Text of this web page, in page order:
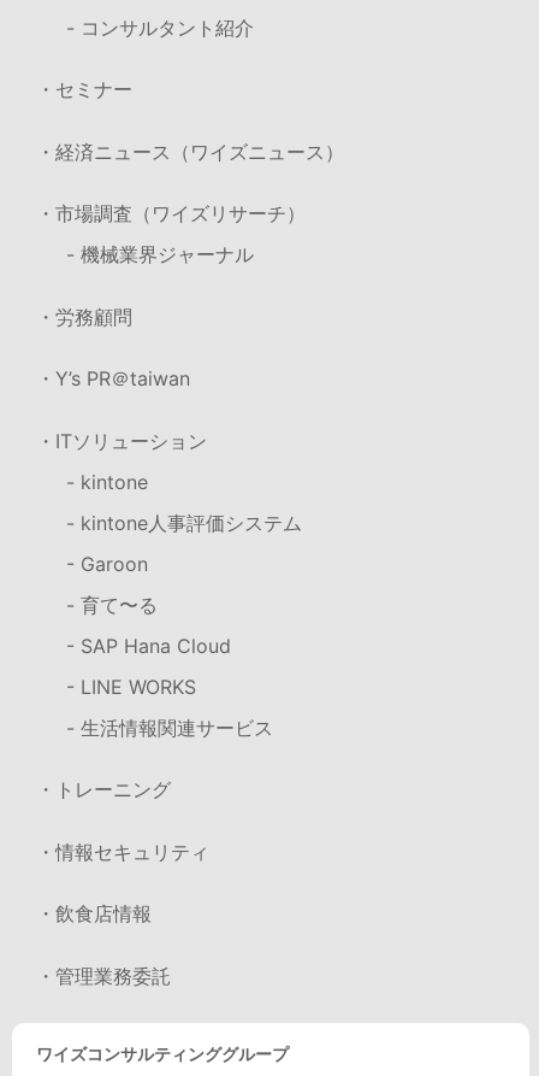
- コンサルタント紹介
・セミナー
・経済ニュース（ワイズニュース）
・市場調査（ワイズリサーチ）
- 機械業界ジャーナル
・労務顧問
・Y’s PR＠taiwan
・ITソリューション
- kintone
- kintone人事評価システム
- Garoon
- 育て〜る
- SAP Hana Cloud
- LINE WORKS
- 生活情報関連サービス
・トレーニング
・情報セキュリティ
・飲食店情報
・管理業務委託
ワイズコンサルティンググループ